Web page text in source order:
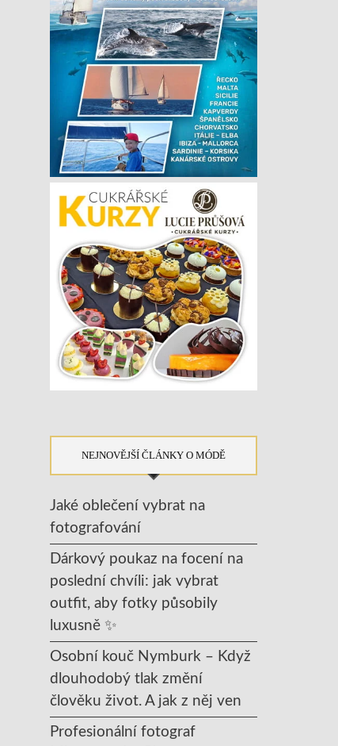
NEJNOVĚJŠÍ ČLÁNKY O MÓDĚ
Jaké oblečení vybrat na
fotografování
Dárkový poukaz na focení na
poslední chvíli: jak vybrat
outfit, aby fotky působily
luxusně ✨
Osobní kouč Nymburk – Když
dlouhodobý tlak změní
člověku život. A jak z něj ven
Profesionální fotograf